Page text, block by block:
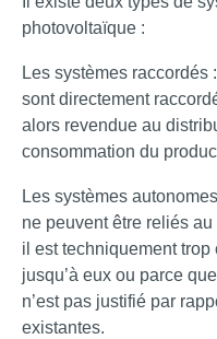
photovoltaïque :
Les systèmes
sont directement
alors revendue au
consommation du
Les systèmes
ne peuvent être reliés
il est techniquement trop
jusqu’à eux ou parce
n’est pas justifié par
existantes.